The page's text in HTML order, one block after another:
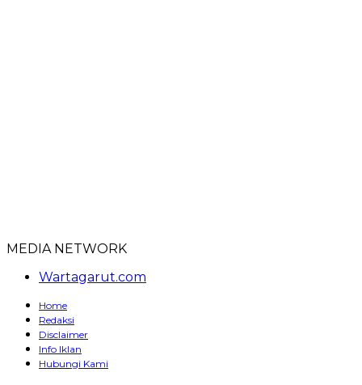
MEDIA NETWORK
Wartagarut.com
Home
Redaksi
Disclaimer
Info Iklan
Hubungi Kami